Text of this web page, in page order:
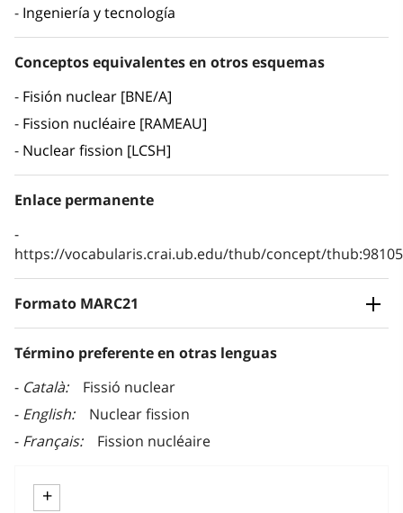
Ingeniería y tecnología
Conceptos equivalentes en otros esquemas
Fisión nuclear [BNE/A]
Fission nucléaire [RAMEAU]
Nuclear fission [LCSH]
Enlace permanente
https://vocabularis.crai.ub.edu/thub/concept/
Formato MARC21
Término preferente en otras lenguas
Català
Fissió nuclear
English
Nuclear fission
Français
Fission nucléaire
+